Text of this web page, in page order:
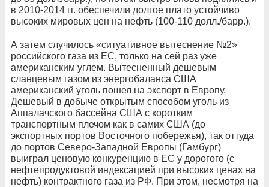
в 2010-2014 гг. обеспечили долгое плато устойчиво
высоких мировых цен на нефть (100-110 долл./барр.).
А затем случилось «ситуативное вытеснение №2»
российского газа из ЕС, только на сей раз уже
американским углем. Вытесненный дешевым
сланцевым газом из энергобаланса США
американский уголь пошел на экспорт в Европу.
Дешевый в добыче открытым способом уголь из
Аппалачского бассейна США с коротким
транспортным плечом как в самих США (до
экспортных портов Восточного побережья), так оттуда
до портов Северо-Западной Европы (Гамбург)
выиграл ценовую конкуренцию в ЕС у дорогого (с
нефтепродуктовой индексацией при высоких ценах на
нефть) контрактного газа из РФ. При этом, несмотря на